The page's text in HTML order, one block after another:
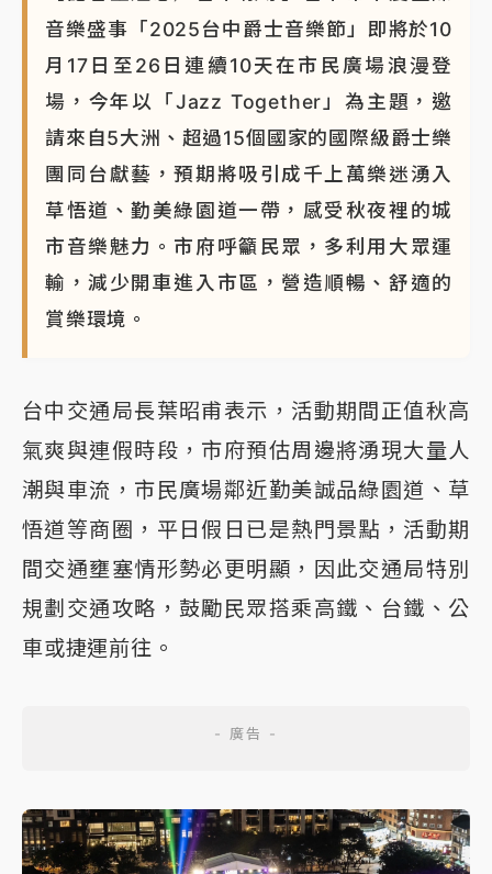
音樂盛事「2025台中爵士音樂節」即將於10
月17日至26日連續10天在市民廣場浪漫登
場，今年以「Jazz Together」為主題，邀
請來自5大洲、超過15個國家的國際級爵士樂
團同台獻藝，預期將吸引成千上萬樂迷湧入
草悟道、勤美綠園道一帶，感受秋夜裡的城
市音樂魅力。市府呼籲民眾，多利用大眾運
輸，減少開車進入市區，營造順暢、舒適的
賞樂環境。
台中交通局長葉昭甫表示，活動期間正值秋高
氣爽與連假時段，市府預估周邊將湧現大量人
潮與車流，市民廣場鄰近勤美誠品綠園道、草
悟道等商圈，平日假日已是熱門景點，活動期
間交通壅塞情形勢必更明顯，因此交通局特別
規劃交通攻略，鼓勵民眾搭乘高鐵、台鐵、公
車或捷運前往。